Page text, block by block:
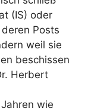
(IS) oder
Posts
weil sie
beschissen
Herbert
wie